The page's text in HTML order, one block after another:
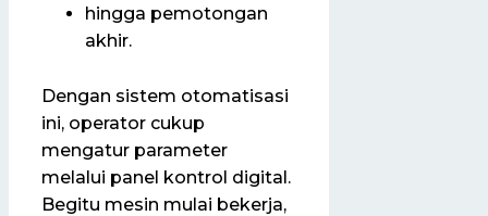
hingga pemotongan
akhir.
Dengan sistem otomatisasi
ini, operator cukup
mengatur parameter
melalui panel kontrol digital.
Begitu mesin mulai bekerja,